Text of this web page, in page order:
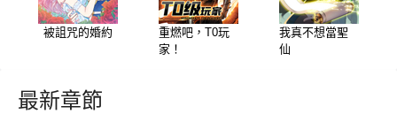
被詛咒的婚約
重燃吧，T0玩
家！
我真不想當聖
仙
最新章節